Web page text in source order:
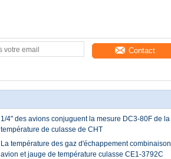
Contact
1/4" des avions conjuguent la mesure DC3-80F de la
température de culasse de CHT
La température des gaz d'échappement combinaison
avion et jauge de température culasse CE1-3792C